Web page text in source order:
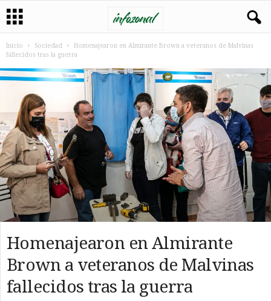
Inicio Sociedad
Homenajearon en Almirante Brown a veteranos de Malvinas
fallecidos tras la guerra
Homenajearon en Almirante
Brown a veteranos de Malvinas
fallecidos tras la guerra